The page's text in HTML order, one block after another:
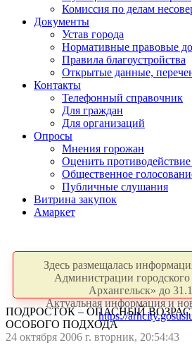
Комиссия по делам
Документы
Устав города
Нормативные правовые
Правила благоустройства
Открытые данные,
Контакты
Телефонный справочник
Для граждан
Для организаций
Опросы
Мнения горожан
Оценить
Общественное
Публичные слушания
Витрина закупок
Амаркет
Здесь размещалась
Администрации городского
Архангельск» до
Актуальная информация и
https://
ПОДРОСТОК – ОПАСНЫЙ
ОСОБОГО ПОДХОДА
24 октября 2006 г. вторник, 20:54:43